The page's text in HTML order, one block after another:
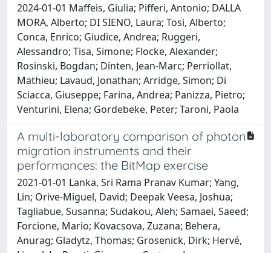
2024-01-01 Maffeis, Giulia; Pifferi, Antonio; DALLA
MORA, Alberto; DI SIENO, Laura; Tosi, Alberto;
Conca, Enrico; Giudice, Andrea; Ruggeri,
Alessandro; Tisa, Simone; Flocke, Alexander;
Rosinski, Bogdan; Dinten, Jean-Marc; Perriollat,
Mathieu; Lavaud, Jonathan; Arridge, Simon; Di
Sciacca, Giuseppe; Farina, Andrea; Panizza, Pietro;
Venturini, Elena; Gordebeke, Peter; Taroni, Paola
A multi-laboratory comparison of photon
migration instruments and their
performances: the BitMap exercise
2021-01-01 Lanka, Sri Rama Pranav Kumar; Yang,
Lin; Orive-Miguel, David; Deepak Veesa, Joshua;
Tagliabue, Susanna; Sudakou, Aleh; Samaei, Saeed;
Forcione, Mario; Kovacsova, Zuzana; Behera,
Anurag; Gladytz, Thomas; Grosenick, Dirk; Hervé,